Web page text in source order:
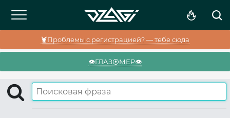
🦞Проблемы с регистрацией? — тебе сюда
👁️ГЛАЗ⦿МЕР👁️